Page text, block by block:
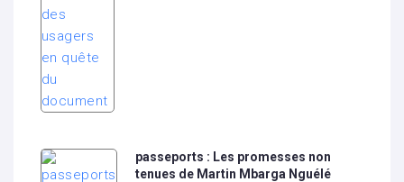
passeports : Les promesses non
tenues de Martin Mbarga Nguélé